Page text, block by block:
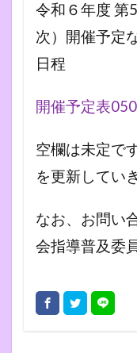
令和６年度 第
次）開催予定
日程
開催予定表
空欄は未定で
を更新してい
なお、お問い
会指導普及委